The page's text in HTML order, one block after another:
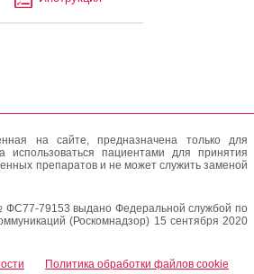
на сайте, предназначена только для
пациентами для принятия
препаратов и не может служить заменой
ФС77-79153 выдано Федеральной службой по
(Роскомнадзор) 15 сентября 2020
Политика обработки файлов cookie